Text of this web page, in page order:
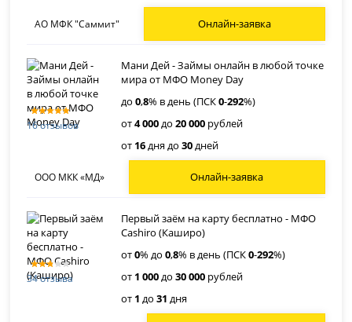
АО МФК "Саммит" Онлайн-заявка
16 отзывов
Мани Дей - Займы онлайн в любой точке
мира от МФО Money Day
до0,8% в день (ПСК0-292%)
от4 000до20 000 рублей
от 16дня до30дней
ООО МКК «МД» Онлайн-заявка
34 отзыва
Первый заём на карту бесплатно - МФО
Cashiro (Каширо)
от0% до0,8% в день (ПСК0-292%)
от 1 000до30 000 рублей
от 1 до31 дня